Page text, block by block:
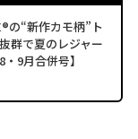
の“新作カモ柄”ト
群で夏のレジャー
9月合併号】